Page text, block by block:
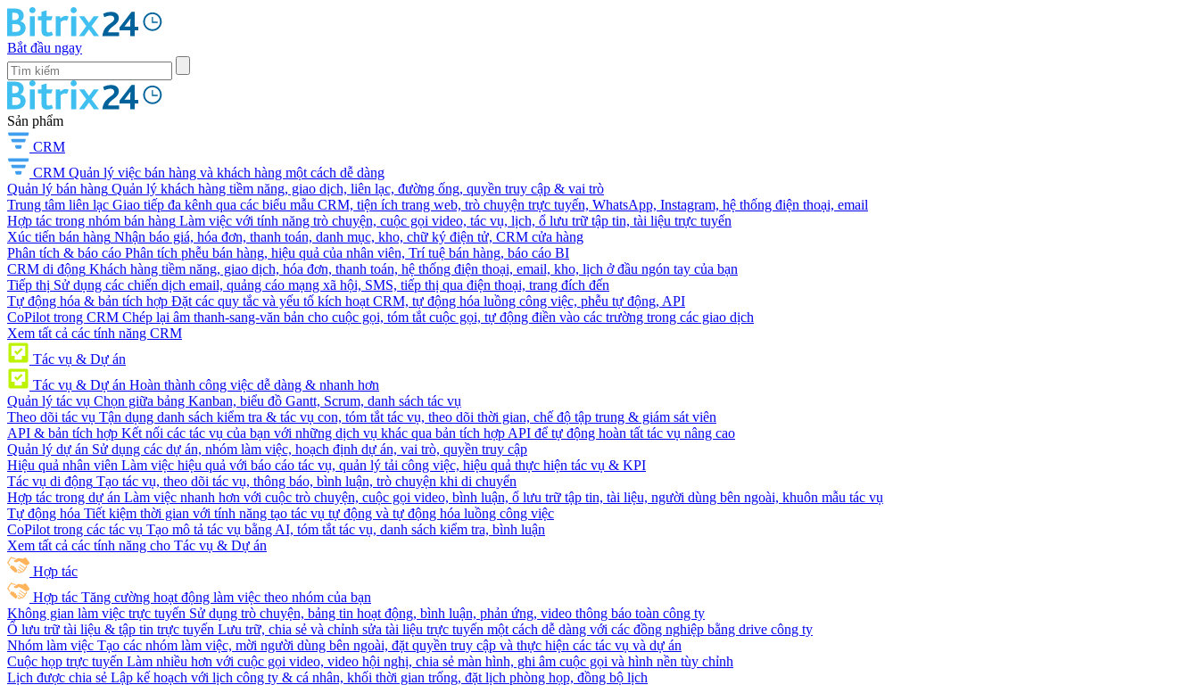
Bắt đầu ngay
Sản phẩm
CRM
CRM Quản lý việc bán hàng và khách hàng một cách dễ dàng
Quản lý bán hàng Quản lý khách hàng tiềm năng, giao dịch, liên lạc, đường ống, quyền truy cập & vai trò
Trung tâm liên lạc Giao tiếp đa kênh qua các biểu mẫu CRM, tiện ích trang web, trò chuyện trực tuyến, WhatsApp, Instagram, hệ thống điện thoại, email
Hợp tác trong nhóm bán hàng Làm việc với tính năng trò chuyện, cuộc gọi video, tác vụ, lịch, ổ lưu trữ tập tin, tài liệu trực tuyến
Xúc tiến bán hàng Nhận báo giá, hóa đơn, thanh toán, danh mục, kho, chữ ký điện tử, CRM cửa hàng
Phân tích & báo cáo Phân tích phễu bán hàng, hiệu quả của nhân viên, Trí tuệ bán hàng, báo cáo BI
CRM di động Khách hàng tiềm năng, giao dịch, hóa đơn, thanh toán, hệ thống điện thoại, email, kho, lịch ở đầu ngón tay của bạn
Tiếp thị Sử dụng các chiến dịch email, quảng cáo mạng xã hội, SMS, tiếp thị qua điện thoại, trang đích đến
Tự động hóa & bản tích hợp Đặt các quy tắc và yếu tố kích hoạt CRM, tự động hóa luồng công việc, phễu tự động, API
CoPilot trong CRM Chép lại âm thanh-sang-văn bản cho cuộc gọi, tóm tắt cuộc gọi, tự động điền vào các trường trong các giao dịch
Xem tất cả các tính năng CRM
Tác vụ & Dự án
Tác vụ & Dự án Hoàn thành công việc dễ dàng & nhanh hơn
Quản lý tác vụ Chọn giữa bảng Kanban, biểu đồ Gantt, Scrum, danh sách tác vụ
Theo dõi tác vụ Tận dụng danh sách kiểm tra & tác vụ con, tóm tắt tác vụ, theo dõi thời gian, chế độ tập trung & giám sát viên
API & bản tích hợp Kết nối các tác vụ của bạn với những dịch vụ khác qua bản tích hợp API để tự động hoàn tất tác vụ nâng cao
Quản lý dự án Sử dụng các dự án, nhóm làm việc, hoạch định dự án, vai trò, quyền truy cập
Hiệu quả nhân viên Làm việc hiệu quả với báo cáo tác vụ, quản lý tải công việc, hiệu quả thực hiện tác vụ & KPI
Tác vụ di động Tạo tác vụ, theo dõi tác vụ, thông báo, bình luận, trò chuyện khi di chuyển
Hợp tác trong dự án Làm việc nhanh hơn với cuộc trò chuyện, cuộc gọi video, bình luận, ổ lưu trữ tập tin, tài liệu, người dùng bên ngoài, khuôn mẫu tác vụ
Tự động hóa Tiết kiệm thời gian với tính năng tạo tác vụ tự động và tự động hóa luồng công việc
CoPilot trong các tác vụ Tạo mô tả tác vụ bằng AI, tóm tắt tác vụ, danh sách kiểm tra, bình luận
Xem tất cả các tính năng cho Tác vụ & Dự án
Hợp tác
Hợp tác Tăng cường hoạt động làm việc theo nhóm của bạn
Không gian làm việc trực tuyến Sử dụng trò chuyện, bảng tin hoạt động, bình luận, phản ứng, video thông báo toàn công ty
Ổ lưu trữ tài liệu & tập tin trực tuyến Lưu trữ, chia sẻ và chỉnh sửa tài liệu trực tuyến một cách dễ dàng với các đồng nghiệp bằng drive công ty
Nhóm làm việc Tạo các nhóm làm việc, mời người dùng bên ngoài, đặt quyền truy cập và thực hiện các tác vụ và dự án
Cuộc họp trực tuyến Làm nhiều hơn với cuộc gọi video, video hội nghị, chia sẻ màn hình, ghi âm cuộc gọi và hình nền tùy chỉnh
Lịch được chia sẻ Lập kế hoạch với lịch công ty & cá nhân, khối thời gian trống, đặt lịch phòng họp, đồng bộ lịch